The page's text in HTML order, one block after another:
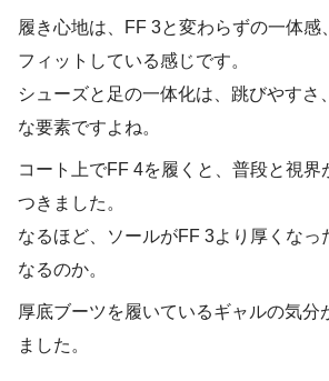
履き心地は、FF 3と変わらずの一体感
フィットしている感じです。
シューズと足の一体化は、跳びやすさ
な要素ですよね。
コート上でFF 4を履くと、普段と視界
つきました。
なるほど、ソールがFF 3より厚くなっ
なるのか。
厚底ブーツを履いているギャルの気分
ました。